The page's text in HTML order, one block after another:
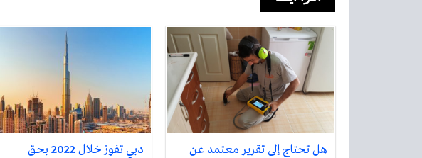
هل تحتاج إلى تقرير معتمد عن
دبي تفوز خلال 2022 بحق